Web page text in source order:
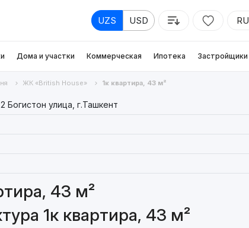
UZS USD RU
Дома и участки Коммерческая Ипотека Застройщики
ЖК «British House» 1к квартира, 43 м²
Богистон улица, г.Ташкент
43 м²
1к квартира, 43 м²